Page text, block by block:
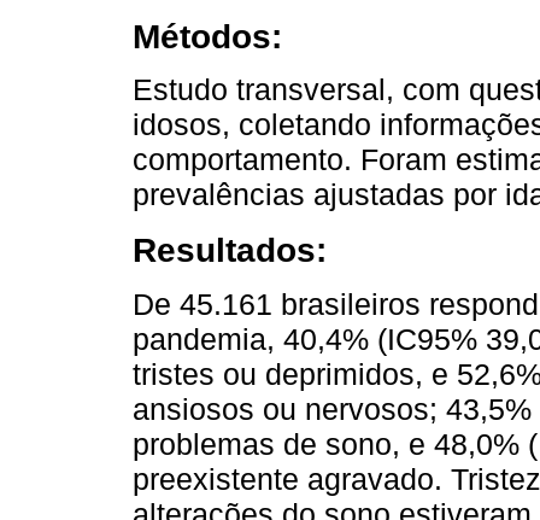
Métodos:
Estudo transversal, com
idosos, coletando
comportamento. Foram
prevalências ajustadas por
Resultados:
De 45.161 brasileiros
pandemia, 40,4% (IC95%
tristes ou deprimidos, e
ansiosos ou nervosos;
problemas de sono, e 48,0%
preexistente agravado.